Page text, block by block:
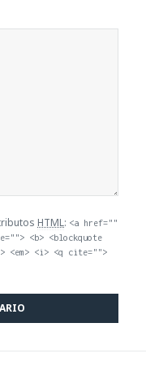
HTML: <a href=""
<b> <blockquote
<em> <i> <q cite="">